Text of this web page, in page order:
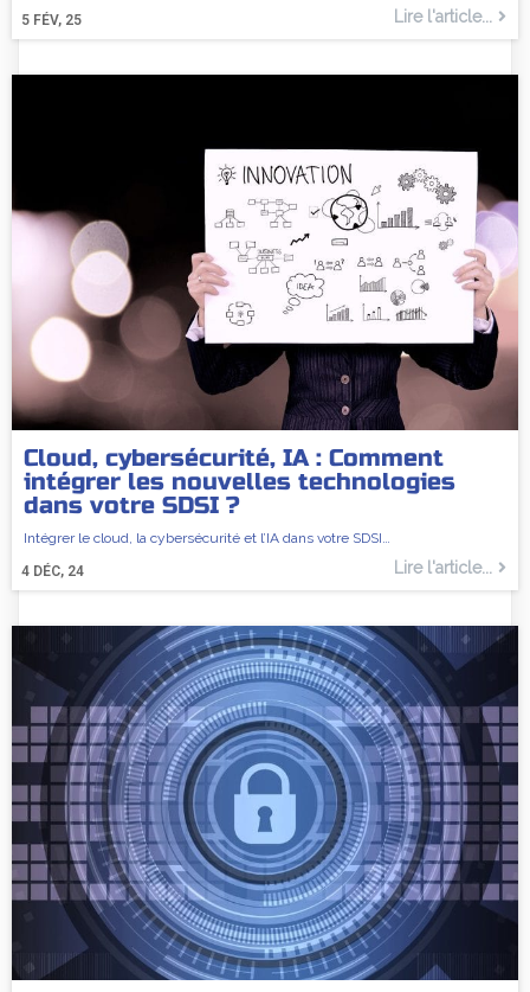
5 FÉV, 25 Lire l'article...
Cloud, cybersécurité, IA : Comment
intégrer les nouvelles technologies
dans votre SDSI ?
4 DÉC, 24
Intégrer le cloud, la cybersécurité et l’IA dans votre SDSI…
Lire l'article...